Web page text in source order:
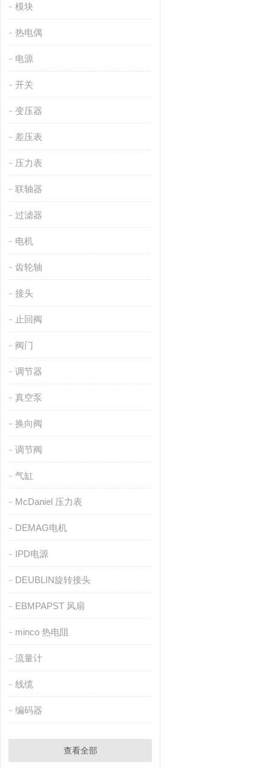
模块
热电偶
电源
开关
变压器
差压表
压力表
联轴器
过滤器
电机
齿轮轴
接头
止回阀
阀门
调节器
真空泵
换向阀
调节阀
气缸
McDaniel 压力表
DEMAG电机
IPD电源
DEUBLIN旋转接头
EBMPAPST 风扇
minco 热电阻
流量计
线缆
编码器
查看全部